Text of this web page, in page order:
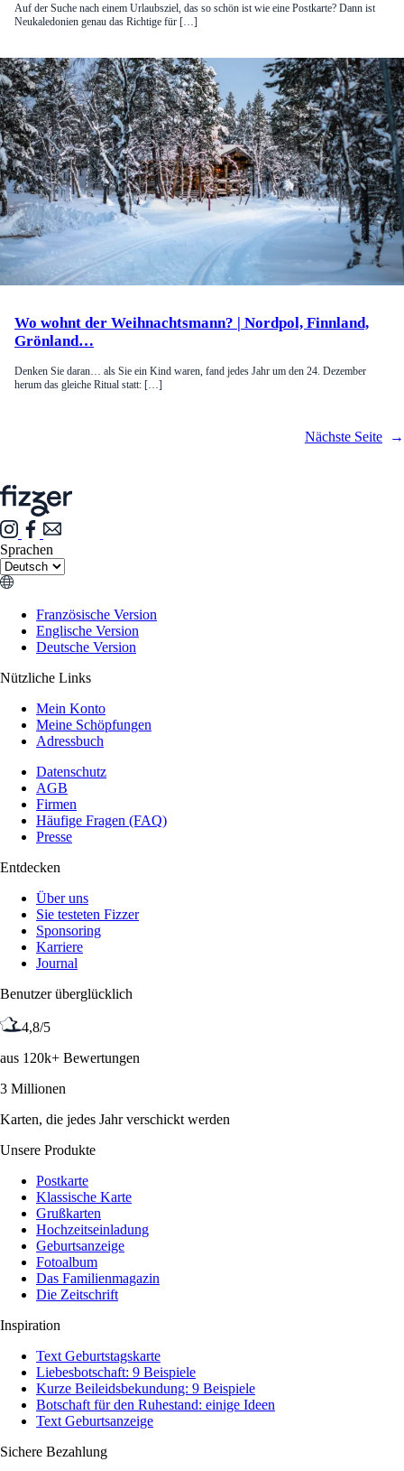
Auf der Suche nach einem Urlaubsziel, das so schön ist wie eine Postkarte? Dann ist
Neukaledonien genau das Richtige für […]
Wo wohnt der Weihnachtsmann? | Nordpol, Finnland,
Grönland…
Denken Sie daran… als Sie ein Kind waren, fand jedes Jahr um den 24. Dezember
herum das gleiche Ritual statt: […]
Nächste Seite →
Sprachen
Französische Version
Englische Version
Deutsche Version
Nützliche Links
Mein Konto
Meine Schöpfungen
Adressbuch
Datenschutz
AGB
Firmen
Häufige Fragen (FAQ)
Presse
Entdecken
Über uns
Sie testeten Fizzer
Sponsoring
Karriere
Journal
Benutzer überglücklich
4,8/5
aus 120k+ Bewertungen
3 Millionen
Karten, die jedes Jahr verschickt werden
Unsere Produkte
Postkarte
Klassische Karte
Grußkarten
Hochzeitseinladung
Geburtsanzeige
Fotoalbum
Das Familienmagazin
Die Zeitschrift
Inspiration
Text Geburtstagskarte
Liebesbotschaft: 9 Beispiele
Kurze Beileidsbekundung: 9 Beispiele
Botschaft für den Ruhestand: einige Ideen
Text Geburtsanzeige
Sichere Bezahlung